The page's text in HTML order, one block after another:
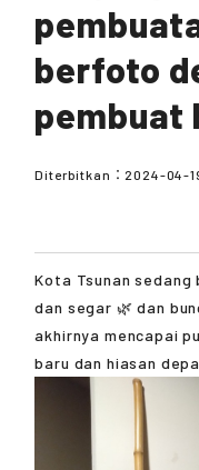
berfoto
pembuat
Diterbitkan： 2024-04-
Kota Tsunan sedang
dan segar 🌿 dan
akhirnya mencapai
baru dan hiasan